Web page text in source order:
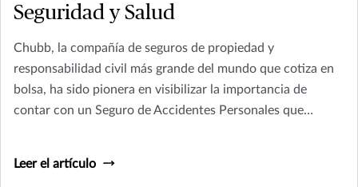
Seguridad y Salud
Chubb, la compañía de seguros de propiedad y
responsabilidad civil más grande del mundo que cotiza en
bolsa, ha sido pionera en visibilizar la importancia de
contar con un Seguro de Accidentes Personales que
Leer el artículo